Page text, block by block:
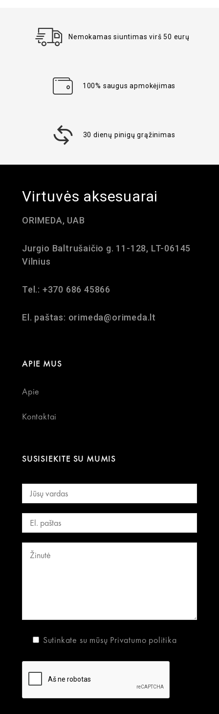
Nemokamas siuntimas virš 50 eurų
100% saugus apmokėjimas
30 dienų pinigų grąžinimas
Virtuvės aksesuarai
ORIMEDA, UAB
Jurgio Baltrušaičio g. 11-128, LT-06145
Vilnius
Tel.: +370 686 45866
El. paštas: orimeda@orimeda.lt
APIE MUS
Apie
Kontaktai
SUSISIEKITE SU MUMIS
Sutinkate su mūsų Privatumo politika